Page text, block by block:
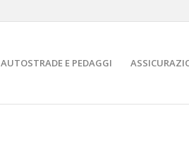
AUTOSTRADE E PEDAGGI